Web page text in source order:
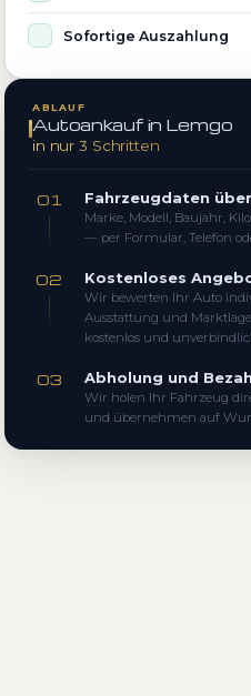
Sofortige Auszahlung
ABLAUF
Autoankauf in Lemgo
in nur 3 Schritten
01 Fahrzeugdaten
Marke, Modell, Baujahr,
— per Formular, Telefon
02 Kostenloses
Wir bewerten Ihr Auto
Ausstattung und
kostenlos und
03 Abholung und
Wir holen Ihr Fahrzeug
und übernehmen auf